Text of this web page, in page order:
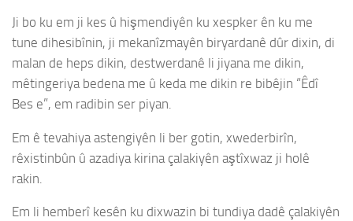
Ji bo ku em ji kes û hişmendiyên ku xespker ên ku me
tune dihesibînin, ji mekanîzmayên biryardanê dûr dixin, di
malan de heps dikin, destwerdanê li jiyana me dikin,
mêtingeriya bedena me û keda me dikin re bibêjin “Êdî
Bes e”, em radibin ser piyan.
Em ê tevahiya astengiyên li ber gotin, xwederbirîn,
rêxistinbûn û azadiya kirina çalakiyên aştîxwaz ji holê
rakin.
Em li hemberî kesên ku dixwazin bi tundiya dadê çalakiyên